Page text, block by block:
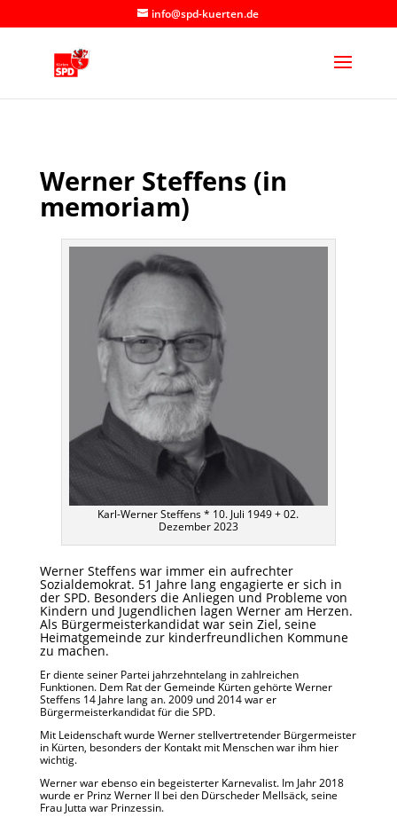
info@spd-kuerten.de
Werner Steffens (in
memoriam)
Karl-Werner Steffens * 10. Juli 1949 + 02.
Dezember 2023
Werner Steffens war immer ein aufrechter
Sozialdemokrat. 51 Jahre lang engagierte er sich in
der SPD. Besonders die Anliegen und Probleme von
Kindern und Jugendlichen lagen Werner am Herzen.
Als Bürgermeisterkandidat war sein Ziel, seine
Heimatgemeinde zur kinderfreundlichen Kommune
zu machen.
Er diente seiner Partei jahrzehntelang in zahlreichen
Funktionen. Dem Rat der Gemeinde Kürten gehörte Werner
Steffens 14 Jahre lang an. 2009 und 2014 war er
Bürgermeisterkandidat für die SPD.
Mit Leidenschaft wurde Werner stellvertretender Bürgermeister
in Kürten, besonders der Kontakt mit Menschen war ihm hier
wichtig.
Werner war ebenso ein begeisterter Karnevalist. Im Jahr 2018
wurde er Prinz Werner II bei den Dürscheder Mellsäck, seine
Frau Jutta war Prinzessin.